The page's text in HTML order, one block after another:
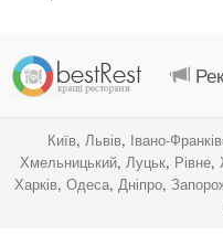
Київ, Львів, Івано-
Хмельницький, Луцьк, Рівне,
Харків, Одеса, Дніпро,